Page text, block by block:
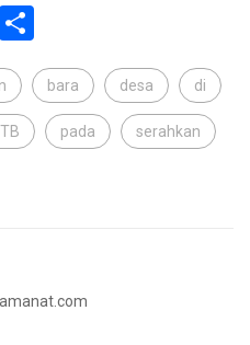
Pinterest
bara desa di
pada serahkan